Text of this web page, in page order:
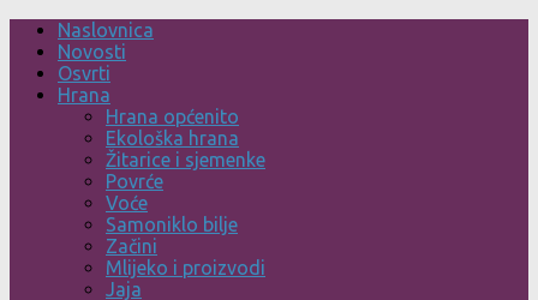
Skip
content
Naslovnica
Novosti
Osvrti
Hrana
Hrana općenito
Ekološka hrana
Žitarice i sjemenke
Povrće
Voće
Samoniklo bilje
Začini
Mlijeko i proizvodi
Jaja